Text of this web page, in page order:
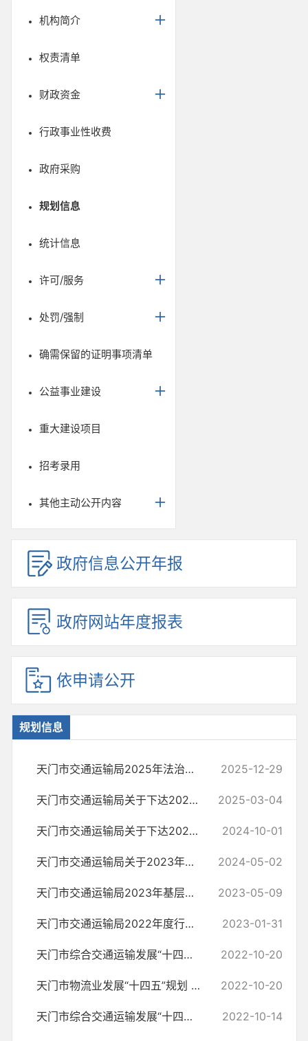
机构简介
权责清单
财政资金
行政事业性收费
政府采购
规划信息
统计信息
许可/服务
处罚/强制
确需保留的证明事项清单
公益事业建设
重大建设项目
招考录用
其他主动公开内容
政府信息公开年报
政府网站年度报表
依申请公开
规划信息
天门市交通运输局2025年法治政府建设年度报告 2025-12-29
天门市交通运输局关于下达2024年第二批农村公路建设计划的通知 2025-03-04
天门市交通运输局关于下达2024年农村公路建设计划的通知 2024-10-01
天门市交通运输局关于2023年乡村振兴自评报告 2024-05-02
天门市交通运输局2023年基层党建提质聚力重点工作清单 2023-05-09
天门市交通运输局2022年度行政执法统计年报 2023-01-31
天门市综合交通运输发展“十四五”规划 2022-10-20
天门市物流业发展“十四五”规划 与2021-2035年远景目标规划 2022-10-20
天门市综合交通运输发展“十四五”规划部署信息 2022-10-14